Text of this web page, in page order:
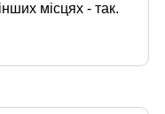
місцях - так.